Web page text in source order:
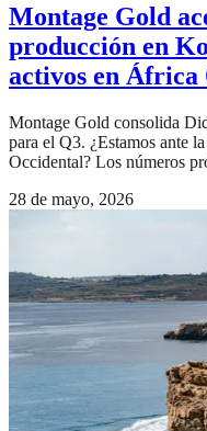
Montage Gold
producción en
activos en África
Montage Gold consolida
para el Q3. ¿Estamos ante
Occidental? Los números
28 de mayo, 2026